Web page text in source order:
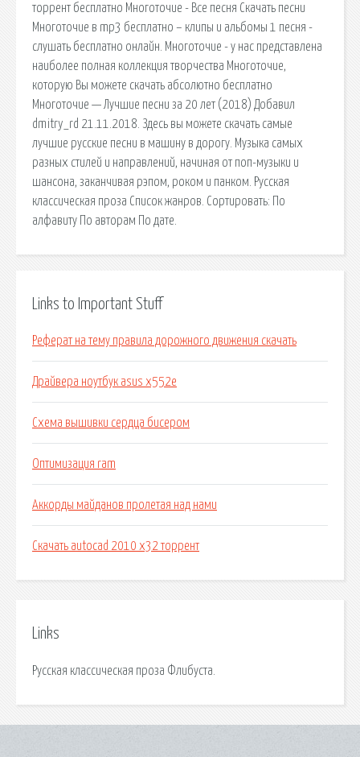
торрент бесплатно Многоточие - Все песня Скачать песни
Многоточие в mp3 бесплатно – клипы и альбомы 1 песня -
слушать бесплатно онлайн. Многоточие - у нас представлена
наиболее полная коллекция творчества Многоточие,
которую Вы можете скачать абсолютно бесплатно
Многоточие — Лучшие песни за 20 лет (2018) Добавил
dmitry_rd 21.11.2018. Здесь вы можете скачать самые
лучшие русские песни в машину в дорогу. Музыка самых
разных стилей и направлений, начиная от поп-музыки и
шансона, заканчивая рэпом, роком и панком. Русская
классическая проза Список жанров. Сортировать: По
алфавиту По авторам По дате.
Links to Important Stuff
Реферат на тему правила дорожного движения скачать
Драйвера ноутбук asus x552e
Схема вышивки сердца бисером
Оптимизация ram
Аккорды майданов пролетая над нами
Скачать autocad 2010 x32 торрент
Links
Русская классическая проза Флибуста.